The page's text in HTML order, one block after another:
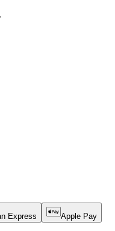
Express Apple Pay